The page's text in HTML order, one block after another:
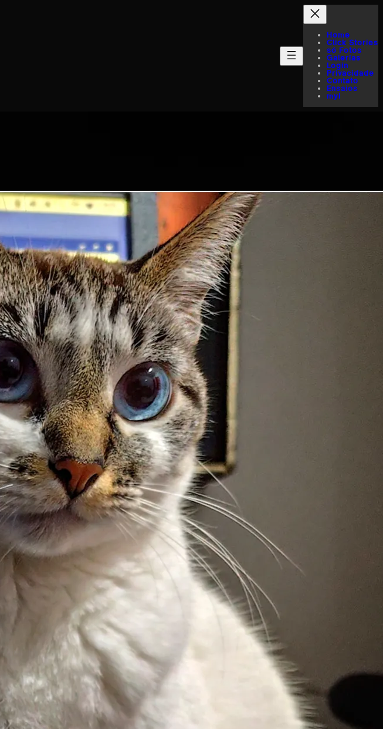
Home
Click Stories
só Fotos
Galerias
Login
Privacidade
Contato
Ensaios
myI